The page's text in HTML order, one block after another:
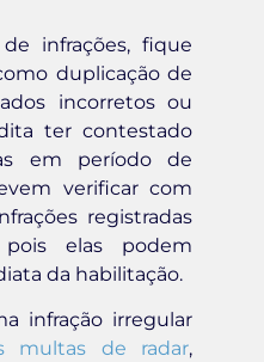
infrações, fique
duplicação de
incorretos ou
ter contestado
em período de
verificar com
registradas
elas podem
da habilitação.
infração irregular
multas de radar,